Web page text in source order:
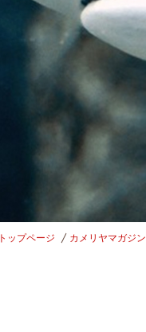
トップページ カメリヤマガジン